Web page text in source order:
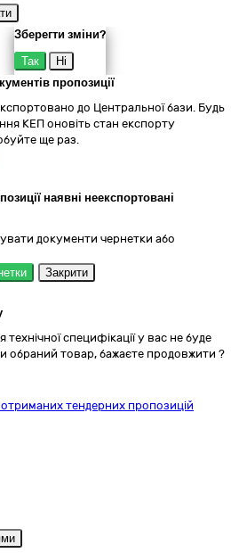
Зберегти зміни?
Так
Ні
пропозиції
до Центральної бази. Будь
КЕП оновіть стан експорту
ще раз.
наявні неекспортовані
документи чернетки або
Закрити
технічної специфікації у вас не буде
обраний товар, бажаєте продовжити ?
тендерних пропозицій